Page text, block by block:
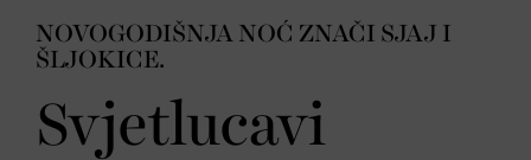
NOVOGODIŠNJA NOĆ ZNAČI SJAJ I
ŠLJOKICE.
Svjetlucavi